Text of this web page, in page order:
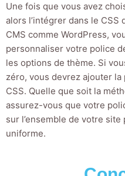
Une fois que vous avez
alors l’intégrer dans le
CMS comme WordPress,
personnaliser votre police
les options de thème. Si
zéro, vous devrez ajouter
CSS. Quelle que soit la
assurez-vous que votre
sur l’ensemble de votre
uniforme.